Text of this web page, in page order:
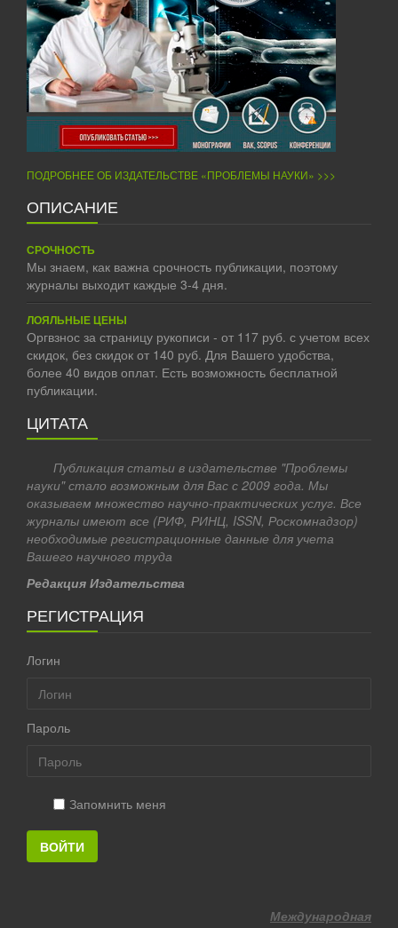
ПОДРОБНЕЕ ОБ ИЗДАТЕЛЬСТВЕ «ПРОБЛЕМЫ НАУКИ» >>>
ОПИСАНИЕ
СРОЧНОСТЬ
Мы знаем, как важна срочность публикации, поэтому
журналы выходит каждые 3-4 дня.
ЛОЯЛЬНЫЕ ЦЕНЫ
Оргвзнос за страницу рукописи - от 117 руб. с учетом всех
скидок, без скидок от 140 руб. Для Вашего удобства,
более 40 видов оплат. Есть возможность бесплатной
публикации.
ЦИТАТА
Публикация статьи в издательстве "Проблемы
науки" стало возможным для Вас с 2009 года. Мы
оказываем множество научно-практических услуг. Все
журналы имеют все (РИФ, РИНЦ, ISSN, Роскомнадзор)
необходимые регистрационные данные для учета
Вашего научного труда
Редакция Издательства
РЕГИСТРАЦИЯ
Логин
Пароль
Запомнить меня
ВОЙТИ
Международная